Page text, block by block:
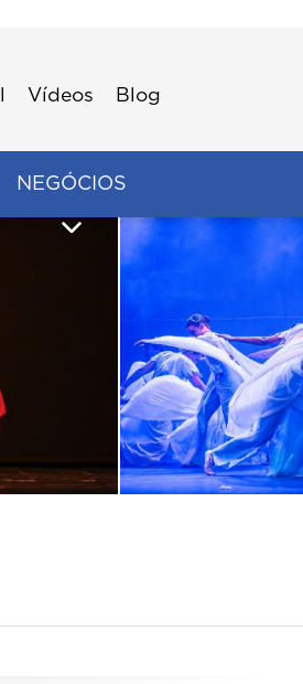
Vídeos Blog
NEGÓCIOS